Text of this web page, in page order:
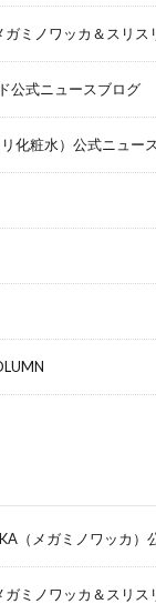
ガミノワッカ＆スリス
公式ニュースブログ
化粧水）公式ニュー
（メガミノワッカ）
ガミノワッカ＆スリス